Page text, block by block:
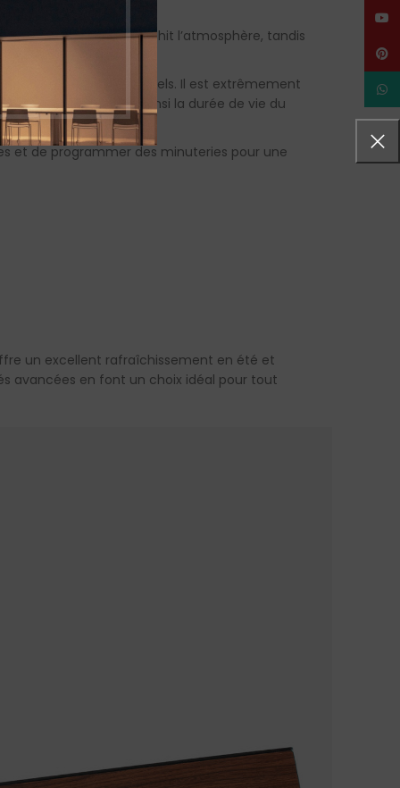
le ventilateur rafraîchit l’atmosphère, tandis
ventilateurs traditionnels. Il est extrêmement
prolongeant ainsi la durée de vie du
et de programmer des minuteries pour une
un excellent rafraîchissement en été et
avancées en font un choix idéal pour tout